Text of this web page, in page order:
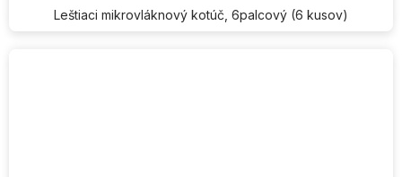
Leštiaci mikrovláknový kotúč, 6palcový (6 kusov)